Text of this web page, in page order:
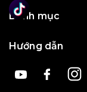
Danh mục
Hướng dẫn